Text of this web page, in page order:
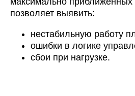
позволяет выявить:
нестабильную работу
ошибки в логике
сбои при нагрузке.